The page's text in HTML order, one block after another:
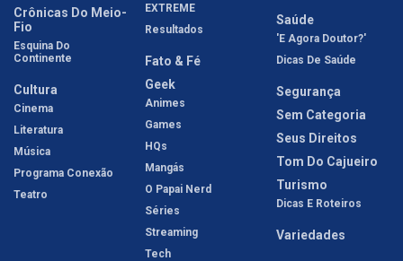
Crônicas Do Meio-
Fio
Esquina Do
Continente
Cultura
Cinema
Literatura
Música
Programa Conexão
Teatro
EXTREME
Resultados
Fato & Fé
Geek
Animes
Games
HQs
Mangás
O Papai Nerd
Séries
Streaming
Tech
Saúde
'E Agora Doutor?'
Dicas De Saúde
Segurança
Sem Categoria
Seus Direitos
Tom Do Cajueiro
Turismo
Dicas E Roteiros
Variedades